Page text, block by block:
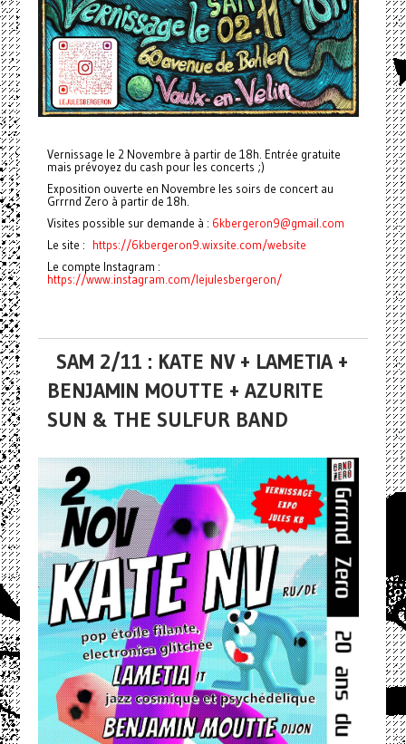
Vernissage le 2 Novembre à partir de 18h. Entrée gratuite
mais prévoyez du cash pour les concerts ;)
Exposition ouverte en Novembre les soirs de concert au
Grrrnd Zero à partir de 18h.
Visites possible sur demande à : 6kbergeron9@gmail.com
Le site : https://6kbergeron9.wixsite.com/website
Le compte Instagram :
https://www.instagram.com/lejulesbergeron/
SAM 2/11 : KATE NV + LAMETIA +
BENJAMIN MOUTTE + AZURITE
SUN & THE SULFUR BAND